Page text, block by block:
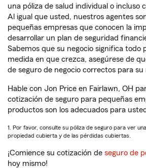
una póliza de salud individual o incluso
Al igual que usted, nuestros agentes
pequeñas empresas que conocen la
desarrollar un plan de seguridad
Sabemos que su negocio significa todo
medida en que crezca, asegúrese de
de seguro de negocio correctos para su
Hable con Jon Price en Fairlawn, OH
cotización de seguro para pequeñas
productos son los adecuados para
1. Por favor, consulte su póliza de seguro para ver
propiedad cubierta y de las pérdidas cubiertas.
¡Comience su cotización de seguro de
hoy mismo!